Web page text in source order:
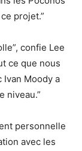
projet.”
confie Lee
ce que nous
Ivan Moody a
niveau.”
personnelle
avec les